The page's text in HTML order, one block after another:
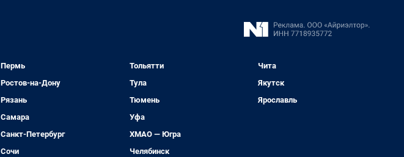
Пермь
Ростов-на-Дону
Рязань
Самара
Санкт-Петербург
Сочи
Тольятти
Тула
Тюмень
Уфа
ХМАО — Югра
Челябинск
Чита
Якутск
Ярославль